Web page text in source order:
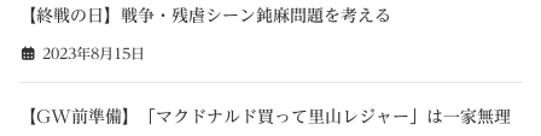
【終戦の日】戦争・残虐シーン鈍麻問題を考える
2023年8月15日
【GW前準備】「マクドナルド買って里山レジャー」は一家無理